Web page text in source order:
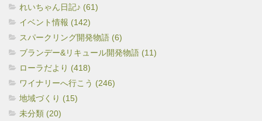
れいちゃん日記♪ (61)
イベント情報 (142)
スパークリング開発物語 (6)
ブランデー&リキュール開発物語 (11)
ローラだより (418)
ワイナリーへ行こう (246)
地域づくり (15)
未分類 (20)